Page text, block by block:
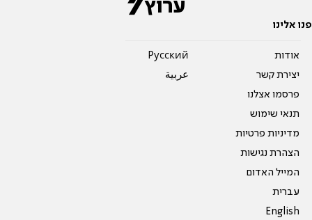
פנו אלינו
אודות
יצירת קשר
פרסמו אצלנו
תנאי שימוש
מדיניות פרטיות
הצהרת נגישות
המייל האדום
עברית
English
Pусский
عربية